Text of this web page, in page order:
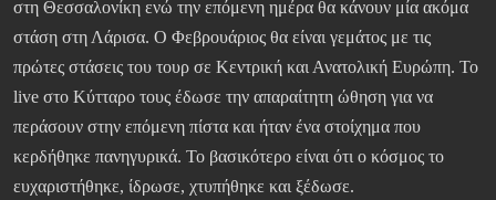
στη Θεσσαλονίκη ενώ την επόμενη ημέρα θα κάνουν μία ακόμα
στάση στη Λάρισα. Ο Φεβρουάριος θα είναι γεμάτος με τις
πρώτες στάσεις του τουρ σε Κεντρική και Ανατολική Ευρώπη. Το
live στο Κύτταρο τους έδωσε την απαραίτητη ώθηση για να
περάσουν στην επόμενη πίστα και ήταν ένα στοίχημα που
κερδήθηκε πανηγυρικά. Το βασικότερο είναι ότι ο κόσμος το
ευχαριστήθηκε, ίδρωσε, χτυπήθηκε και ξέδωσε.